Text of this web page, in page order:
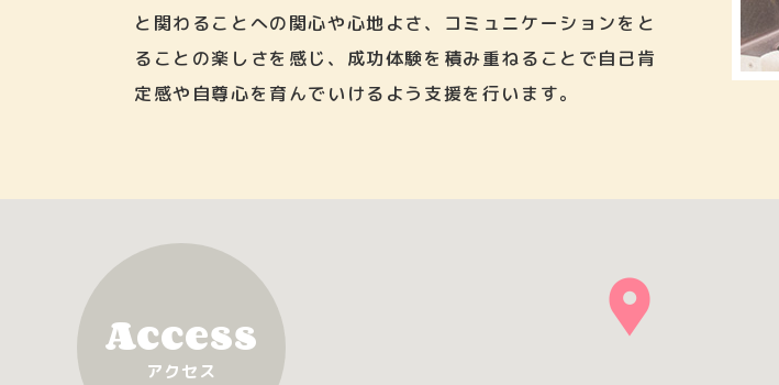
と関わることへの関心や心地よさ、コミュニケーションをと
ることの楽しさを感じ、成功体験を積み重ねることで自己肯
定感や自尊心を育んでいけるよう支援を行います。
Access
アクセス